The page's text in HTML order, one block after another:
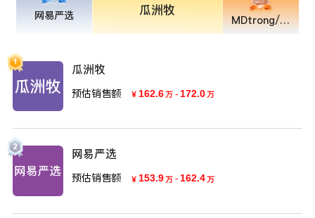
网易严选 瓜洲牧
MDtrong/麦当壮
瓜洲牧
预估销售额 ￥ 162.6万 - 172.0万
网易严选
预估销售额 ￥ 153.9万 - 162.4万